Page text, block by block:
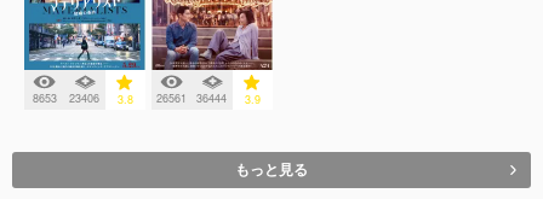
8653 23406 3.8 26561 36444 3.9
もっと見る